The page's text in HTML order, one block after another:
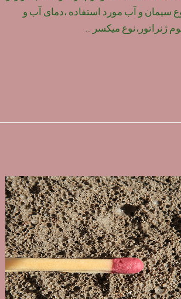
سیمان و آب مورد استفاده ،دمای آب و
ژنراتور،نوع میکسر …